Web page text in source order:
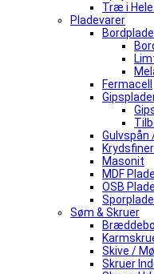
Træ i
Pladevarer
Fermacell
Gulvspån
Krydsfiner
Masonit
MDF
OSB
Søm & Skruer
Skive /
Skruer